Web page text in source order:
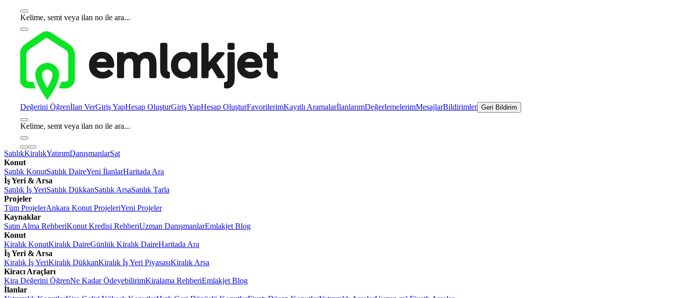
Kelime, semt veya ilan no ile ara...
Değerini Öğrenİlan VerGiriş YapHesap OluşturGiriş YapHesap OluşturFavorilerimKayıtlı AramalarİlanlarımDeğerlemelerimMesajlarBildirimler Geri Bildirim
Kelime, semt veya ilan no ile ara...
SatılıkKiralıkYatırımDanışmanlarSat
Konut
Satılık KonutSatılık DaireYeni İlanlarHaritada Ara
İş Yeri & Arsa
Satılık İş YeriSatılık DükkanSatılık ArsaSatılık Tarla
Projeler
Tüm ProjelerAnkara Konut ProjeleriYeni Projeler
Kaynaklar
Satın Alma RehberiKonut Kredisi RehberiUzman DanışmanlarEmlakjet Blog
Konut
Kiralık KonutKiralık DaireGünlük Kiralık DaireHaritada Ara
İş Yeri & Arsa
Kiralık İş YeriKiralık DükkanKiralık İş Yeri PiyasasıKiralık Arsa
Kiracı Araçları
Kira Değerini ÖğrenNe Kadar ÖdeyebilirimKiralama RehberiEmlakjet Blog
İlanlar